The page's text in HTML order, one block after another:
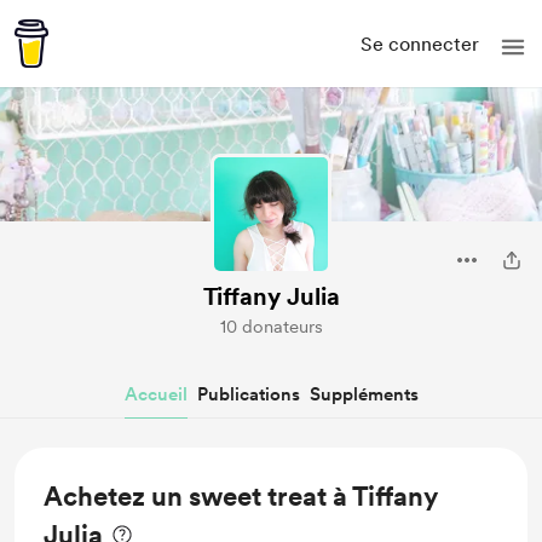
Se connecter
Tiffany Julia
10 donateurs
Accueil Publications Suppléments
Achetez un sweet treat à Tiffany
Julia